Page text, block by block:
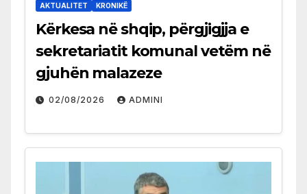
AKTUALITET KRONIKË
Kërkesa në shqip, përgjigjja e
sekretariatit komunal vetëm në
gjuhën malazeze
02/08/2026 ADMINI